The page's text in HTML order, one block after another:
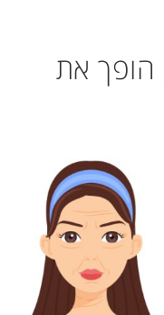
הופך את